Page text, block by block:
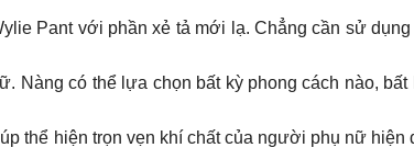
Pant với phần xẻ tả mới lạ. Chẳng cần sử
có thể lựa chọn bất kỳ phong cách nào, bất
thể hiện trọn vẹn khí chất của người phụ nữ hiện